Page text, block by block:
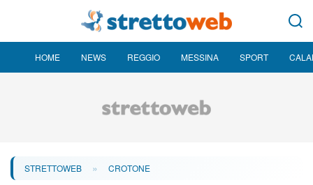
HOME NEWS REGGIO MESSINA SPORT
STRETTOWEB » CROTONE